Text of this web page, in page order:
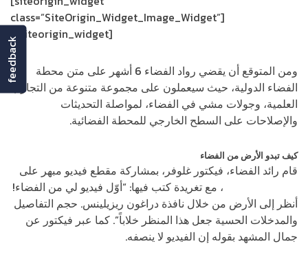
class=”SiteOrigin_Widget_Image_Widget”]
[/siteorigin_widget]
ومن المتوقع أن يقضي رواد الفضاء 6 أشهر على متن محطة
الفضاء الدولية، حيث سيعملون على مجموعة متنوعة من التجارب
العلمية، وجولات مشي في الفضاء، لمواصلة التحديثات
والإصلاحات على السطح الخارجي للمحطة الفضائية.
كيف تبدو الأرض من الفضاء
قام رائد الفضاء، فيكتور غلوفر، بمشاركة مقطع فيديو مبهر على
، مع تغريدة كتب فيها: “أوّل فيديو لي من الفضاء!
أنظر إلى الأرض من خلال نافذة دراغون ريزيلينس. حجم التفاصيل
والمدخلات الحسية جعل هذا المنظر خلاباً”. كما عبر فيكتور عن
جمال المشهد بقوله إن الفيديو لا ينصفه.
feedback